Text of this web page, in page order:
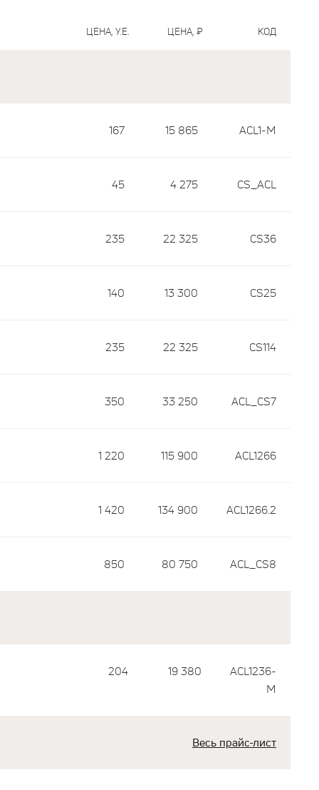
ЦЕНА, У.Е. ЦЕНА, ₽ КОД
167 15 865 ACL1-M
45 4 275 CS_ACL
235 22 325 CS36
140 13 300 CS25
235 22 325 CS114
350 33 250 ACL_CS7
1 220 115 900 ACL1266
1 420 134 900 ACL1266.2
850 80 750 ACL_CS8
204 19 380
ACL1236-
M
Весь прайс-лист